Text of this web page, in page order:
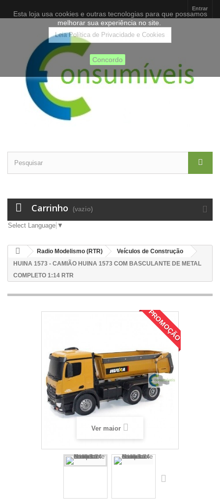
Entrar
Carrinho (vazio)
Select Language ▼
Radio Modelismo (RTR)
Veículos de Construção
HUINA 1573 - CAMIÃO HUINA 1573 COM BASCULANTE DE METAL
COMPLETO 1:14 RTR
PROMOÇÃO
Ver maior
Esta loja usa cookies e outras tecnologias para que possamos
melhorar sua experiência no site.
Leia Política de Privacidade e Cookies
Concordo